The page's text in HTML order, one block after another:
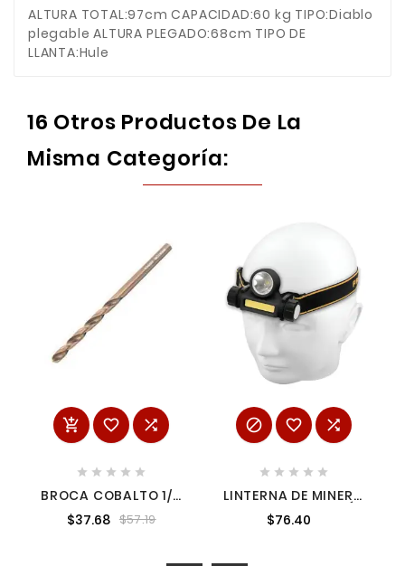
ALTURA TOTAL:97cm CAPACIDAD:60 kg TIPO:Diablo
plegable ALTURA PLEGADO:68cm TIPO DE
LLANTA:Hule
16 Otros Productos De La
Misma Categoría:
  
    
BROCA COBALTO 1/4
WEST-ST5162065
$37.68 $57.19
  
    
LINTERNA DE MINERO
LED 180 LM, CON IMÁN,
RECARGABLE PRETUL
$76.40